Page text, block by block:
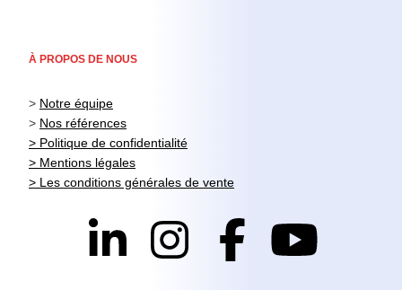
À PROPOS DE NOUS
> Notre équipe
> Nos références
> Politique de confidentialité
> Mentions légales
> Les conditions générales de vente